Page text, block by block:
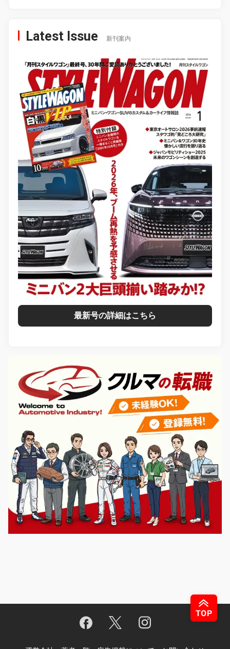
Latest Issue 新刊案内
最新号の詳細はこちら